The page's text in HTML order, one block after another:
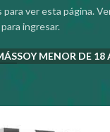
ver esta página.
ingresar.
SOY MENOR DE 18